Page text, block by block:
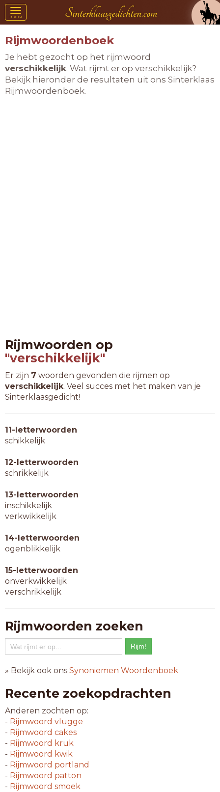
Toggle
navigation
menu
Rijmwoordenboek
Je hebt gezocht op het rijmwoord
verschikkelijk. Wat rijmt er op verschikkelijk?
Bekijk hieronder de resultaten uit ons Sinterklaas
Rijmwoordenboek.
Rijmwoorden op
"verschikkelijk"
Er zijn 7 woorden gevonden die rijmen op
verschikkelijk. Veel succes met het maken van je
Sinterklaasgedicht!
11-letterwoorden
schikkelijk
12-letterwoorden
schrikkelijk
13-letterwoorden
inschikkelijk
verkwikkelijk
14-letterwoorden
ogenblikkelijk
15-letterwoorden
onverkwikkelijk
verschrikkelijk
Rijmwoorden zoeken
» Bekijk ook ons Synoniemen Woordenboek
Recente zoekopdrachten
Anderen zochten op:
- Rijmwoord vlugge
- Rijmwoord cakes
- Rijmwoord kruk
- Rijmwoord kwik
- Rijmwoord portland
- Rijmwoord patton
- Rijmwoord smoek